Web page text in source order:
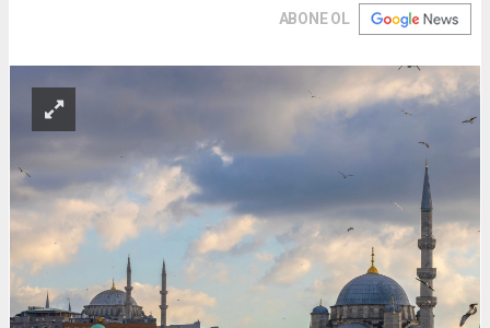
ABONE OL